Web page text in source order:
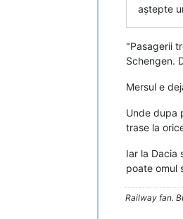
aștepte
"Pasagerii
Schengen.
Mersul e
Unde dupa
trase la
Iar la Dacia
poate omul
Railway fan.